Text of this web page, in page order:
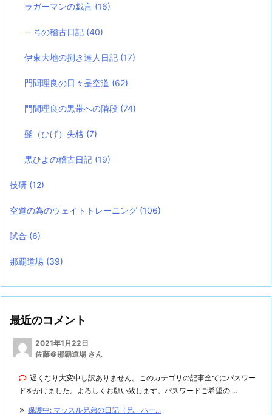
ラガーマンの戯言 (16)
一号の稽古日記 (40)
伊東大地の捌き達人日記 (17)
門間理良の日々是空道 (62)
門間理良の黒帯への階段 (74)
髭（ひげ）失格 (7)
黒ひよの稽古日記 (19)
技研 (12)
空道の為のウェイトトレーニング (106)
試合 (6)
那覇道場 (39)
最近のコメント
2021年1月22日
佐藤＠那覇道場 さん
遅くなり大変申し訳ありません。このカテゴリの記事全てにパスワー
ドをかけました。よろしくお願い致します。パスワードご希望の ...
保護中: マッスル兄弟の日記（兄、ハー...